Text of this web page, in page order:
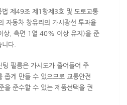
법 제49조 제1항제3호 및 도로교통
자동차 창유리의 가시광선 투과율
상, 측면 1열 40% 이상 유지)을 준
다.
팅 필름은 가시도가 줄어들어 주
좁게 만들 수 있으므로 교통안전
을 준수할 수 있는 제품선택을 권